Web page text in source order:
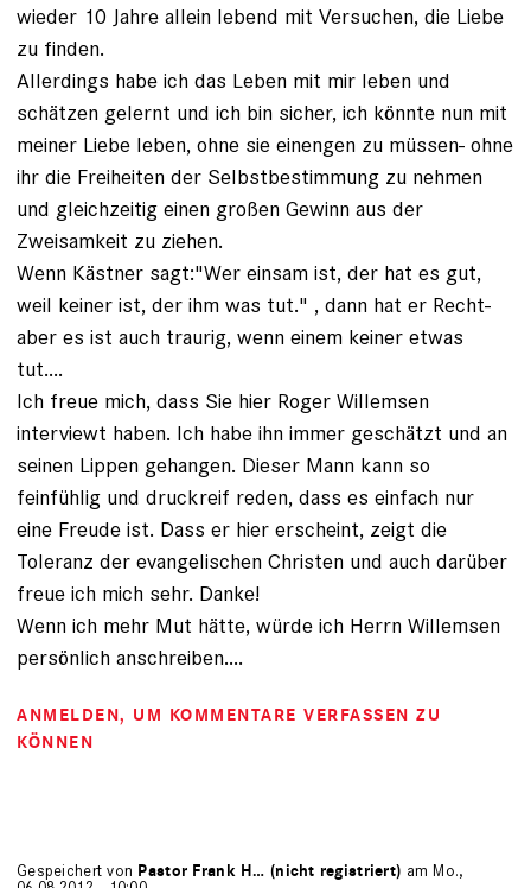
wieder 10 Jahre allein lebend mit Versuchen, die Liebe
zu finden.
Allerdings habe ich das Leben mit mir leben und
schätzen gelernt und ich bin sicher, ich könnte nun mit
meiner Liebe leben, ohne sie einengen zu müssen- ohne
ihr die Freiheiten der Selbstbestimmung zu nehmen
und gleichzeitig einen großen Gewinn aus der
Zweisamkeit zu ziehen.
Wenn Kästner sagt:"Wer einsam ist, der hat es gut,
weil keiner ist, der ihm was tut." , dann hat er Recht-
aber es ist auch traurig, wenn einem keiner etwas
tut....
Ich freue mich, dass Sie hier Roger Willemsen
interviewt haben. Ich habe ihn immer geschätzt und an
seinen Lippen gehangen. Dieser Mann kann so
feinfühlig und druckreif reden, dass es einfach nur
eine Freude ist. Dass er hier erscheint, zeigt die
Toleranz der evangelischen Christen und auch darüber
freue ich mich sehr. Danke!
Wenn ich mehr Mut hätte, würde ich Herrn Willemsen
persönlich anschreiben....
ANMELDEN, UM KOMMENTARE VERFASSEN ZU
KÖNNEN
Gespeichert von Pastor Frank H… (nicht registriert) am Mo.,